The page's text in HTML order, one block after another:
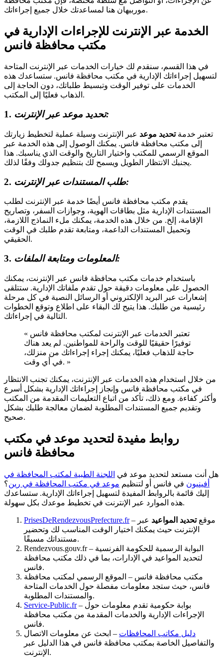
موربيهان هنا لمساعدتك خلال جميع إجراءاتك.
الخدمة عبر الإنترنت للإجراءات الإدارية في
مكتب محافظة فانس
في هذا القسم، سنقدم لك خيارات الخدمات عبر الإنترنت المتاحة
لتسهيل إجراءاتك الإدارية في مكتب محافظة فانس. ستساعدك هذه
الخدمات على توفير الوقت وتبسيط طلباتك، دون الحاجة إلى
الذهاب فعليًا إلى المكتب.
1. تحديد موعد عبر الإنترنت:
تعتبر خدمةتحديد موعد عبر الإنترنت وسيلة عملية لتخطيط زيارتك
إلى مكتب محافظة فانس. يمكنك الوصول إلى هذه الخدمة عبر
الموقع الرسمي للمكتب واختيار التاريخ والوقت الذي يناسبك. هذا
يجنبك الانتظار الطويل ويسمح لك بتنظيم جدولك وفقًا لذلك.
2. طلب المستندات عبر الإنترنت:
يقدم مكتب محافظة فانس أيضًا خدمة عبر الإنترنت لطلب
المستندات الإدارية مثل بطاقات الهوية، وجوازات السفر، وتصاريح
الإقامة، إلخ. من خلال هذه الخدمة، يمكنك ملء النماذج اللازمة،
وتحميل المستندات الداعمة، ومتابعة تقدم طلبك في الوقت
الحقيقي.
3. المعلومات ومتابعة الملفات:
باستخدام خدمات مكتب محافظة فانس عبر الإنترنت، يمكنك
الحصول على معلومات دقيقة حول تقدم ملفاتك الإدارية. ستتلقى
إشعارات عبر البريد الإلكتروني أو الرسائل النصية في كل مرحلة
رئيسية من طلبك. هذا يتيح لك البقاء على اطلاع وتوقع الخطوات
التالية في إجراءاتك.
« تعتبر الخدمات عبر الإنترنت لمكتب محافظة فانس
توفيرًا حقيقيًا للوقت والراحة للمواطنين. لم يعد هناك
حاجة للذهاب فعليًا، يمكنك إجراء إجراءاتك من منزلك،
في أي وقت. »
من خلال استخدام هذه الخدمات عبر الإنترنت، يمكنك تجنب الانتظار
في مكتب محافظة فانس وإنجاز إجراءاتك الإدارية بشكل أسرع
وأكثر كفاءة. ومع ذلك، تأكد من اتباع التعليمات المقدمة من المكتب
وتقديم جميع المستندات المطلوبة لضمان معالجة طلبك بشكل
صحيح.
روابط مفيدة لتحديد موعد في مكتب
محافظة فانس
هل أنت مستعد لتحديد موعد في اللجنة الطبية لمكتب المحافظة في
أفينيون في فانس أو لتنظيم موعد في مكتب المحافظة في رين؟
إليك قائمة بالروابط المفيدة لتسهيل إجراءاتك الإدارية. ستساعدك
هذه الموارد عبر الإنترنت في تخطيط موعدك بكل سهولة.
PrisesDeRendezvousPrefecture.fr – موقعتحديد المواعيد عبر
الإنترنت حيث يمكنك اختيار الوقت المناسب لك وتحضير
مستنداتك مسبقًا.
Rendezvous.gouv.fr – البوابة الرسمية للحكومة الفرنسية
لتحديد المواعيد في الإدارات، بما في ذلك مكتب محافظة
فانس.
مكتب محافظة فانس – الموقع الرسمي لمكتب محافظة
فانس، حيث ستجد معلومات مفصلة حول الخدمات المتاحة
والمستندات المطلوبة.
Service-Public.fr– بوابة حكومية تقدم معلومات حول
الإجراءات الإدارية والخدمات المقدمة من مكتب محافظة
فانس.
دليل مكاتب المحافظات – ابحث عن معلومات الاتصال
والتفاصيل الخاصة بمكتب محافظة فانس في هذا الدليل عبر
الإنترنت.